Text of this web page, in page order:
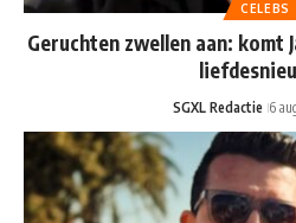
CELEBS
Geruchten zwellen aan: komt
SGXL Redactie 6